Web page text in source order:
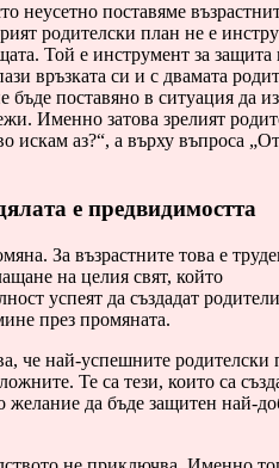
неусетно поставяме
родителски план не е
Той е инструмент за защита
връзката си и с двамата
бъде поставяно в ситуация да
Именно затова зрелият
искам аз?“, а върху въпроса
е предвидимостта
За възрастните това е
на целия свят, който
успеят да създадат
през промяната.
че най-успешните родителски
Те са тези, които са
желание да бъде защитен най-